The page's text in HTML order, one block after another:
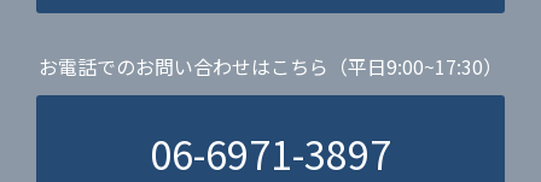
お電話でのお問い合わせはこちら（平日9:00~17:30）
06-6971-3897